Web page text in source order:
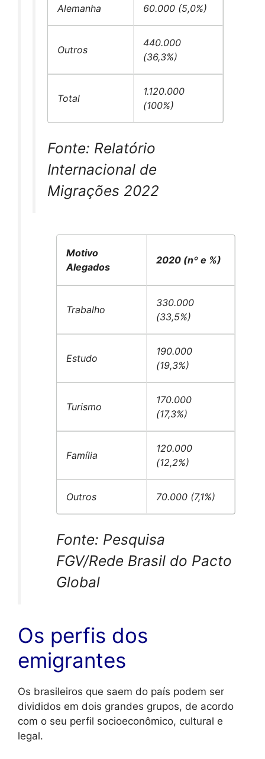
Alemanha 60.000 (5,0%)
Outros
440.000
(36,3%)
Total
1.120.000
(100%)
Fonte: Relatório
Internacional de
Migrações 2022
Motivo
Alegados
2020 (nº e %)
Trabalho
330.000
(33,5%)
Estudo
190.000
(19,3%)
Turismo
170.000
(17,3%)
Família
120.000
(12,2%)
Outros 70.000 (7,1%)
Fonte: Pesquisa
FGV/Rede Brasil do Pacto
Global
Os perfis dos
emigrantes
Os brasileiros que saem do país podem ser
divididos em dois grandes grupos, de acordo
com o seu perfil socioeconômico, cultural e
legal.